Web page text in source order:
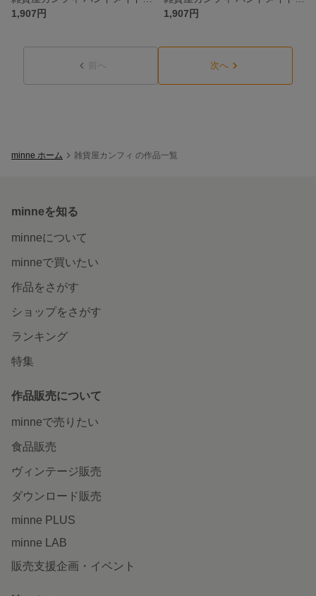
1,907円
1,907円
前へ 次へ
minne ホーム 雑貨屋カンフィ の作品一覧
minneを知る
minneについて
minneで買いたい
作品をさがす
ショップをさがす
ランキング
特集
作品販売について
minneで売りたい
食品販売
ヴィンテージ販売
ダウンロード販売
minne PLUS
minne LAB
販売支援企画・イベント